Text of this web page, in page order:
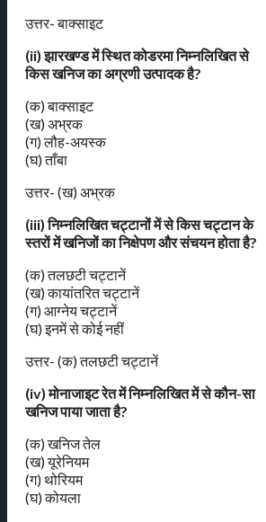
उत्तर- बाक्साइट
(ii) झारखण्ड में स्थित कोडरमा निम्नलिखित से
किस खनिज का अग्रणी उत्पादक है?
(क) बाक्साइट
(ख) अभ्रक
(ग) लौह-अयस्क
(घ) ताँबा
उत्तर- (ख) अभ्रक
(iii) निम्नलिखित चट्टानों में से किस चट्टान के
स्तरों में खनिजों का निक्षेपण और संचयन होता है?
(क) तलछटी चट्टानें
(ख) कायांतरित चट्टानें
(ग) आग्नेय चट्टानें
(घ) इनमें से कोई नहीं
उत्तर- (क) तलछटी चट्टानें
(iv) मोनाजाइट रेत में निम्नलिखित में से कौन-सा
खनिज पाया जाता है?
(क) खनिज तेल
(ख) यूरेनियम
(ग) थोरियम
(घ) कोयला